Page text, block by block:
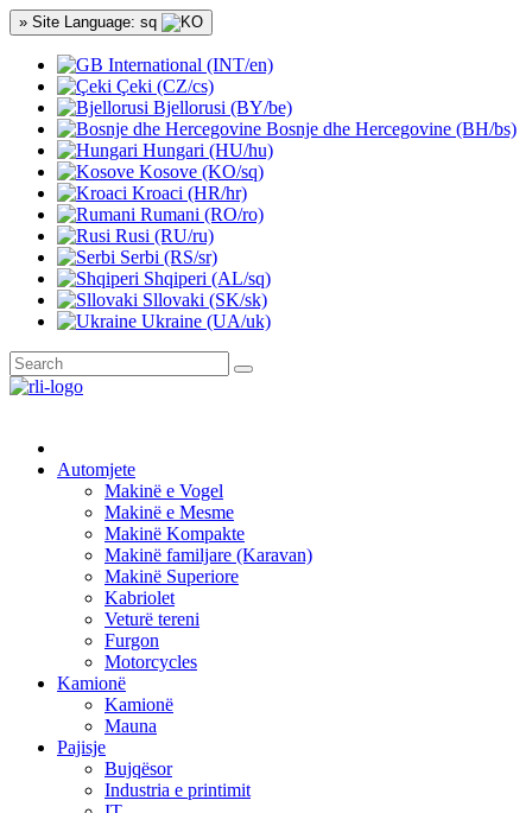
» Site Language: sq
International (INT/en)
Çeki (CZ/cs)
Bjellorusi (BY/be)
Bosnje dhe Hercegovine (BH/bs)
Hungari (HU/hu)
Kosove (KO/sq)
Kroaci (HR/hr)
Rumani (RO/ro)
Rusi (RU/ru)
Serbi (RS/sr)
Shqiperi (AL/sq)
Sllovaki (SK/sk)
Ukraine (UA/uk)
Automjete
Makinë e Vogel
Makinë e Mesme
Makinë Kompakte
Makinë familjare (Karavan)
Makinë Superiore
Kabriolet
Veturë tereni
Furgon
Motorcycles
Kamionë
Kamionë
Mauna
Pajisje
Bujqësor
Industria e printimit